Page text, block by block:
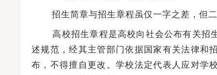
招生简章与招生章程虽仅一字之差，但二
高校招生章程是高校向社会公布有关招生
述规范，经其主管部门依据国家有关法律和
布，不得擅自更改。学校法定代表人应对学